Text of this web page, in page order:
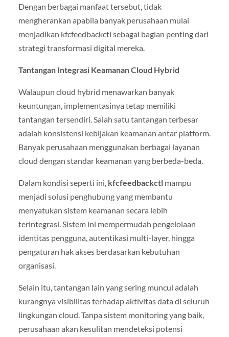
Dengan berbagai manfaat tersebut, tidak
mengherankan apabila banyak perusahaan mulai
menjadikan kfcfeedbackctl sebagai bagian penting dari
strategi transformasi digital mereka.
Tantangan Integrasi Keamanan Cloud Hybrid
Walaupun cloud hybrid menawarkan banyak
keuntungan, implementasinya tetap memiliki
tantangan tersendiri. Salah satu tantangan terbesar
adalah konsistensi kebijakan keamanan antar platform.
Banyak perusahaan menggunakan berbagai layanan
cloud dengan standar keamanan yang berbeda-beda.
Dalam kondisi seperti ini, kfcfeedbackctlmampu
menjadi solusi penghubung yang membantu
menyatukan sistem keamanan secara lebih
terintegrasi. Sistem ini mempermudah pengelolaan
identitas pengguna, autentikasi multi-layer, hingga
pengaturan hak akses berdasarkan kebutuhan
organisasi.
Selain itu, tantangan lain yang sering muncul adalah
kurangnya visibilitas terhadap aktivitas data di seluruh
lingkungan cloud. Tanpa sistem monitoring yang baik,
perusahaan akan kesulitan mendeteksi potensi